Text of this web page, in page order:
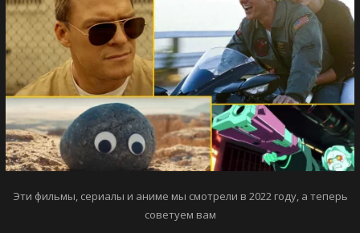
Эти фильмы, сериалы и аниме мы смотрели в 2022 году, а теперь
советуем вам